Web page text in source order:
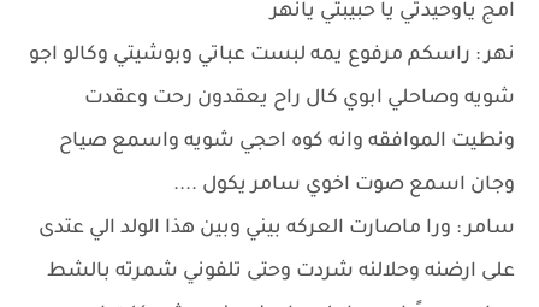
امج ياوحيدتي يا حبيبتي يانهر
نهر : راسكم مرفوع يمه لبست عباتي وبوشيتي وكالو اجو
شويه وصاحلي ابوي كال راح يعقدون رحت وعقدت
ونطيت الموافقه وانه كوه احجي شويه واسمع صياح
وجان اسمع صوت اخوي سامر يكول ....
سامر : ورا ماصارت العركه بيني وبين هذا الولد الي عتدى
على ارضنه وحلالنه شردت وحتى تلفوني شمرته بالشط